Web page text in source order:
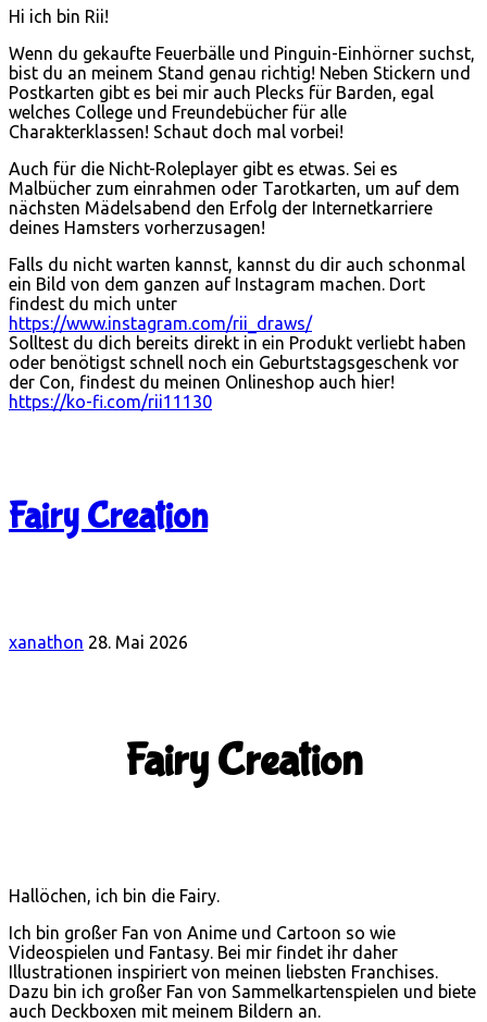
Hi ich bin Rii!
Wenn du gekaufte Feuerbälle und Pinguin-Einhörner suchst,
bist du an meinem Stand genau richtig! Neben Stickern und
Postkarten gibt es bei mir auch Plecks für Barden, egal
welches College und Freundebücher für alle
Charakterklassen! Schaut doch mal vorbei!
Auch für die Nicht-Roleplayer gibt es etwas. Sei es
Malbücher zum einrahmen oder Tarotkarten, um auf dem
nächsten Mädelsabend den Erfolg der Internetkarriere
deines Hamsters vorherzusagen!
Falls du nicht warten kannst, kannst du dir auch schonmal
ein Bild von dem ganzen auf Instagram machen. Dort
findest du mich unter
https://www.instagram.com/rii_draws/
Solltest du dich bereits direkt in ein Produkt verliebt haben
oder benötigst schnell noch ein Geburtstagsgeschenk vor
der Con, findest du meinen Onlineshop auch hier!
https://ko-fi.com/rii11130
Fairy Creation
xanathon 28. Mai 2026
Fairy Creation
Hallöchen, ich bin die Fairy.
Ich bin großer Fan von Anime und Cartoon so wie
Videospielen und Fantasy. Bei mir findet ihr daher
Illustrationen inspiriert von meinen liebsten Franchises.
Dazu bin ich großer Fan von Sammelkartenspielen und biete
auch Deckboxen mit meinem Bildern an.